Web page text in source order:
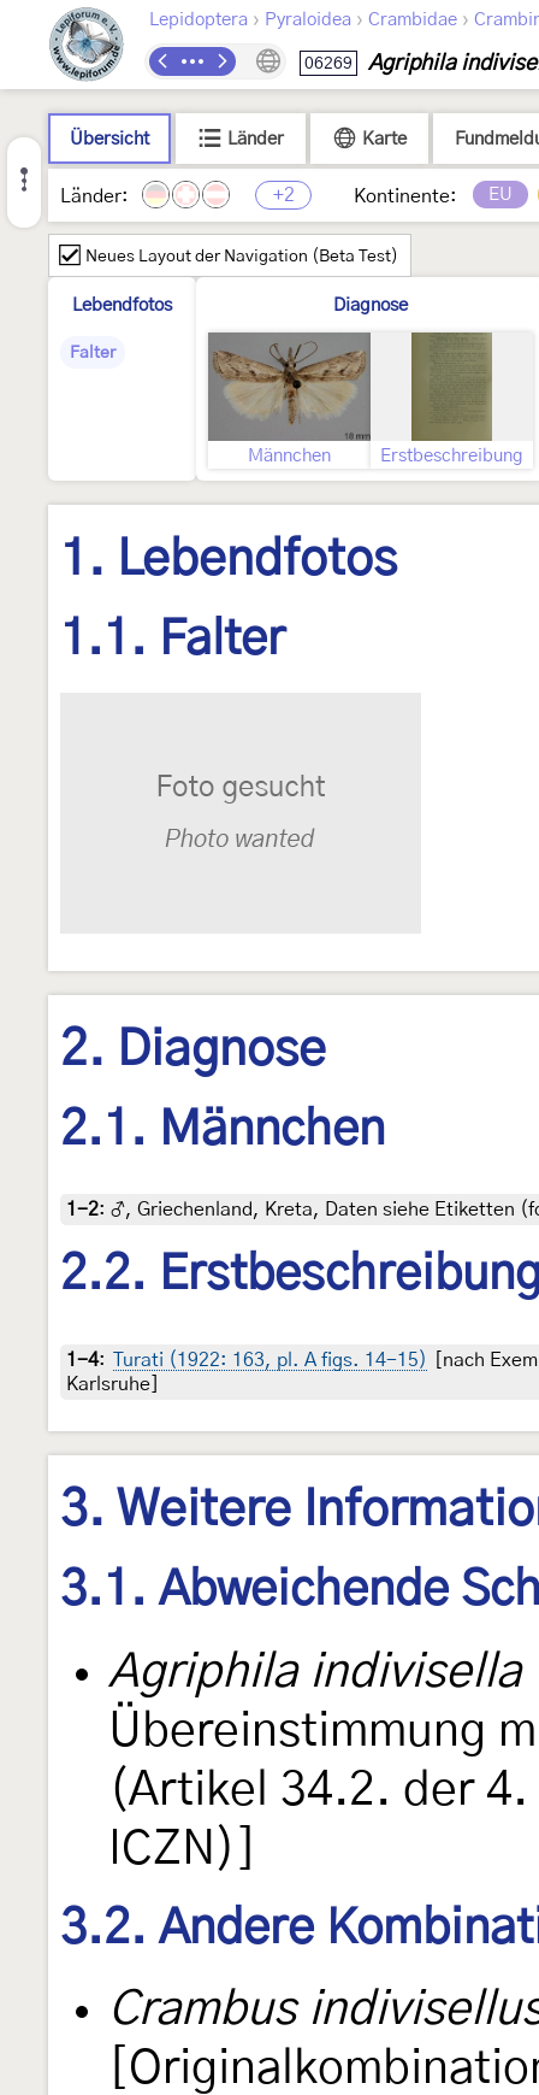
Lepidoptera › Pyraloidea › Crambidae ›
06269 Agriphila
Übersicht Länder Karte
Länder: +2 Kontinente: EU
Neues Layout der Navigation (Beta Test)
Lebendfotos
Falter
Diagnose
Männchen Erstbeschreibung
1. Lebendfotos
1.1. Falter
2. Diagnose
2.1. Männchen
1-2: ♂, Griechenland, Kreta, Daten siehe Etiketten
2.2.
1-4: Turati (1922: 163, pl. A figs. 14-15)
[nach
Karlsruhe]
3. Weitere
3.1. Abweichende
Agriphila indivisella
Übereinstimmung
(Artikel 34.2. der
ICZN)]
3.2. Andere
Crambus